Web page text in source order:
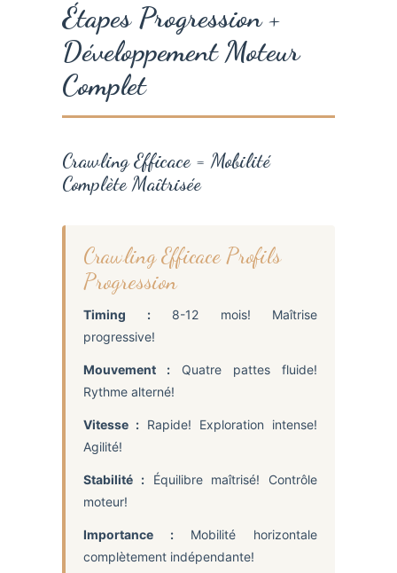
Étapes Progression +
Développement Moteur
Complet
Crawling Efficace = Mobilité
Complète Maîtrisée
Crawling Efficace Profils
Progression
Timing :8-12 mois! Maîtrise
progressive!
Mouvement : Quatre pattes fluide!
Rythme alterné!
Vitesse : Rapide! Exploration intense!
Agilité!
Stabilité :Équilibre maîtrisé! Contrôle
moteur!
Importance :Mobilité horizontale
complètement indépendante!